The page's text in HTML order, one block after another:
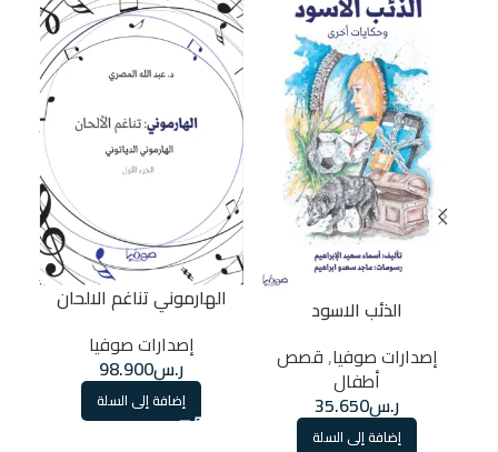
الذئب الاسود
إصدارات صوفيا,قصص
أطفال
ر.س35.650
إضافة إلى السلة
الهارموني تناغم الالحان
إصدارات صوفيا
ر.س98.900
إضافة إلى السلة